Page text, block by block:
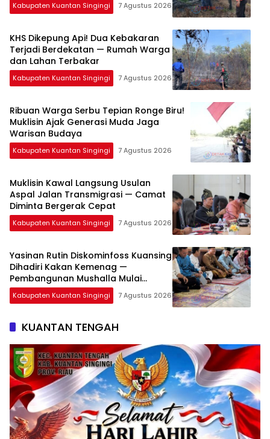
Kabupaten Kuantan Singingi 7 Agustus 2026
KHS Dikepung Api! Dua Kebakaran
Terjadi Berdekatan — Rumah Warga
dan Lahan Terbakar
Kabupaten Kuantan Singingi 7 Agustus 2026
Ribuan Warga Serbu Tepian Ronge Biru!
Muklisin Ajak Generasi Muda Jaga
Warisan Budaya
Kabupaten Kuantan Singingi 7 Agustus 2026
Muklisin Kawal Langsung Usulan
Aspal Jalan Transmigrasi — Camat
Diminta Bergerak Cepat
Kabupaten Kuantan Singingi 7 Agustus 2026
Yasinan Rutin Diskominfoss Kuansing
Dihadiri Kakan Kemenag —
Pembangunan Mushalla Mulai
Dirancang
Kabupaten Kuantan Singingi 7 Agustus 2026
KUANTAN TENGAH